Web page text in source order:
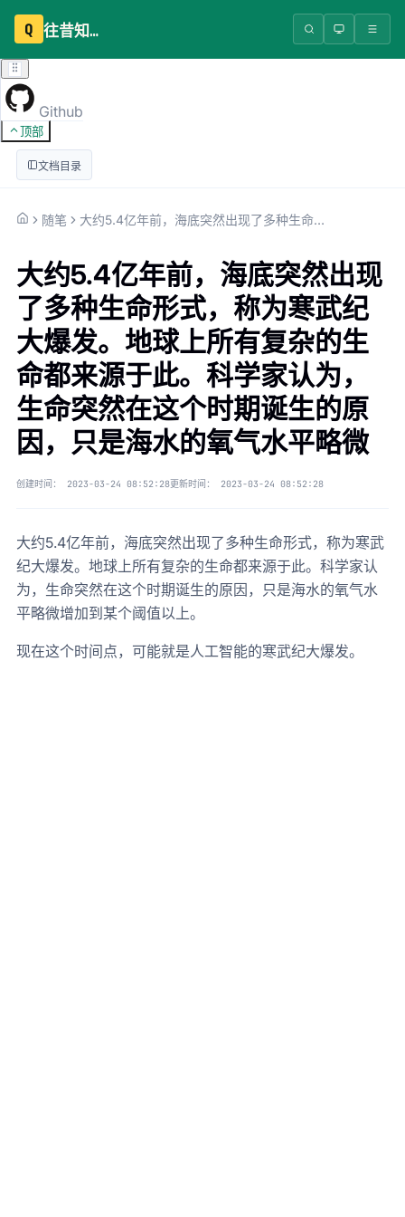
Q 往昔知识库
Github
顶部
文档目录
随笔 大约5.4亿年前，海底突然出现了多种生命形式，称为寒武纪大爆发。地球上所有复杂的生命都来源于此。科学家认为，生命突然在这个时期诞生的原因，只是海水的氧气水平略微
大约5.4亿年前，海底突然出现
了多种生命形式，称为寒武纪
大爆发。地球上所有复杂的生
命都来源于此。科学家认为，
生命突然在这个时期诞生的原
因，只是海水的氧气水平略微
创建时间： 2023-03-24 08:52:28更新时间： 2023-03-24 08:52:28
大约5.4亿年前，海底突然出现了多种生命形式，称为寒武
纪大爆发。地球上所有复杂的生命都来源于此。科学家认
为，生命突然在这个时期诞生的原因，只是海水的氧气水
平略微增加到某个阈值以上。
现在这个时间点，可能就是人工智能的寒武纪大爆发。